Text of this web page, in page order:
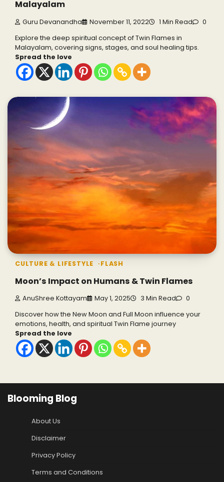
Malayalam
Guru Devanandha November 11, 2022 1 Min Read 0
Explore the deep spiritual concept of Twin Flames in
Malayalam, covering signs, stages, and soul healing tips.
Spread the love
CULTURE & LIFESTYLE FLASH
Moon’s Impact on Humans & Twin Flames
AnuShree Kottayam May 1, 2025 3 Min Read 0
Discover how the New Moon and Full Moon influence your
emotions, health, and spiritual Twin Flame journey
Spread the love
Blooming Blog
About Us
Disclaimer
Privacy Policy
Terms and Conditions